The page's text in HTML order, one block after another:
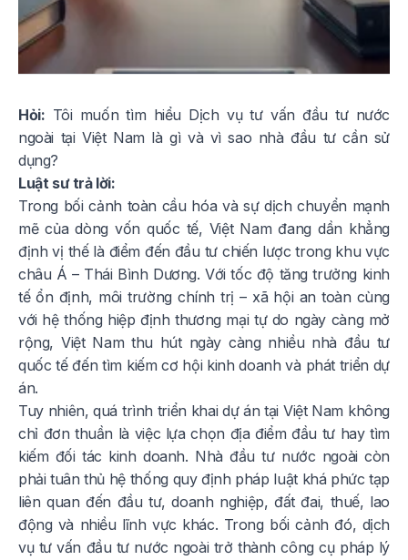
Hỏi: Tôi muốn tìm hiểu Dịch vụ tư vấn đầu tư nước
ngoài tại Việt Nam là gì và vì sao nhà đầu tư cần sử
dụng?
Luật sư trả lời:
Trong bối cảnh toàn cầu hóa và sự dịch chuyển mạnh
mẽ của dòng vốn quốc tế, Việt Nam đang dần khẳng
định vị thế là điểm đến đầu tư chiến lược trong khu vực
châu Á – Thái Bình Dương. Với tốc độ tăng trưởng kinh
tế ổn định, môi trường chính trị – xã hội an toàn cùng
với hệ thống hiệp định thương mại tự do ngày càng mở
rộng, Việt Nam thu hút ngày càng nhiều nhà đầu tư
quốc tế đến tìm kiếm cơ hội kinh doanh và phát triển dự
án.
Tuy nhiên, quá trình triển khai dự án tại Việt Nam không
chỉ đơn thuần là việc lựa chọn địa điểm đầu tư hay tìm
kiếm đối tác kinh doanh. Nhà đầu tư nước ngoài còn
phải tuân thủ hệ thống quy định pháp luật khá phức tạp
liên quan đến đầu tư, doanh nghiệp, đất đai, thuế, lao
động và nhiều lĩnh vực khác. Trong bối cảnh đó, dịch
vụ tư vấn đầu tư nước ngoài trở thành công cụ pháp lý